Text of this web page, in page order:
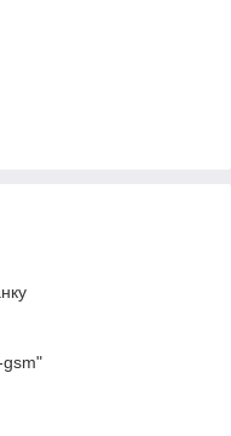
gsm"